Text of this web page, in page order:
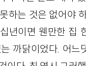
하는 것은 없어야
년이면 웬만한 집
까닭이었다. 어느